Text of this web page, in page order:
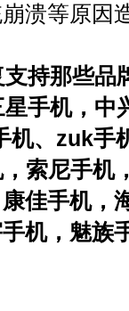
溃等原因
持那些品
手机，中
、zuk手
索尼手机
佳手机，
机，魅族